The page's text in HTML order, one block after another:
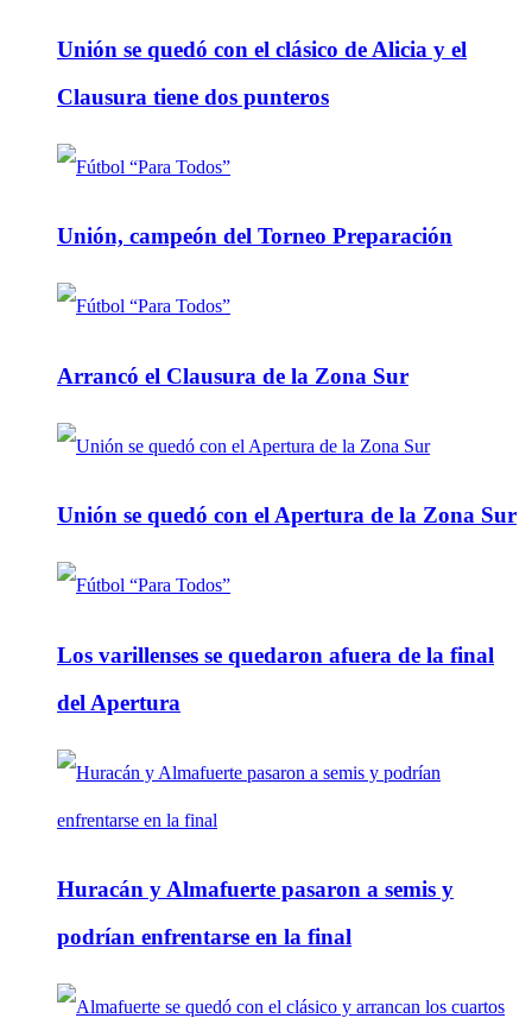
Unión se quedó con el clásico de Alicia y el
Clausura tiene dos punteros
Unión, campeón del Torneo Preparación
Arrancó el Clausura de la Zona Sur
Unión se quedó con el Apertura de la Zona Sur
Los varillenses se quedaron afuera de la final
del Apertura
Huracán y Almafuerte pasaron a semis y
podrían enfrentarse en la final